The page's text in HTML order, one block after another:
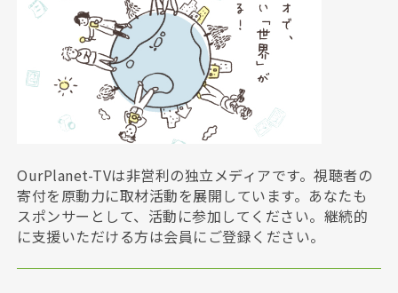
OurPlanet-TVは非営利の独立メディアです。視聴者の
寄付を原動力に取材活動を展開しています。あなたも
スポンサーとして、活動に参加してください。継続的
に支援いただける方は会員にご登録ください。